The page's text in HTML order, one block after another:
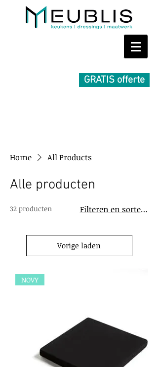
GRATIS offerte
Home All Products
Alle producten
32 producten Filteren en sorteren
Vorige laden
NOVY